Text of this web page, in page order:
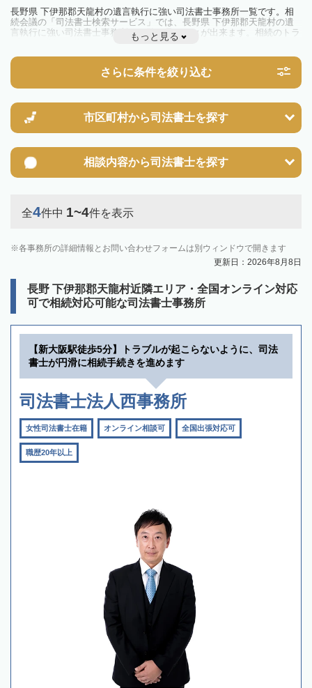
長野県 下伊那郡天龍村の遺言執行に強い司法書士事務所一覧です。相
続会議の「司法書士検索サービス」では、長野県 下伊那郡天龍村の遺
言執行に強い司法書士事務所を一覧で見ることが出来ます。相続のトラ
ブルやお悩みを抱えている方は一度近隣の司法書士に相談してみましょ
もっと見る
さらに条件を絞り込む
市区町村から司法書士を探す
相談内容から司法書士を探す
全4件中 1~4件を表示
各事務所の詳細情報とお問い合わせフォームは別ウィンドウで開きます
更新日：2026年8月8日
長野 下伊那郡天龍村近隣エリア・全国オンライン対応
可で相続対応可能な司法書士事務所
【新大阪駅徒歩5分】トラブルが起こらないように、司法
書士が円滑に相続手続きを進めます
司法書士法人西事務所
女性司法書士在籍 オンライン相談可 全国出張対応可
職歴20年以上